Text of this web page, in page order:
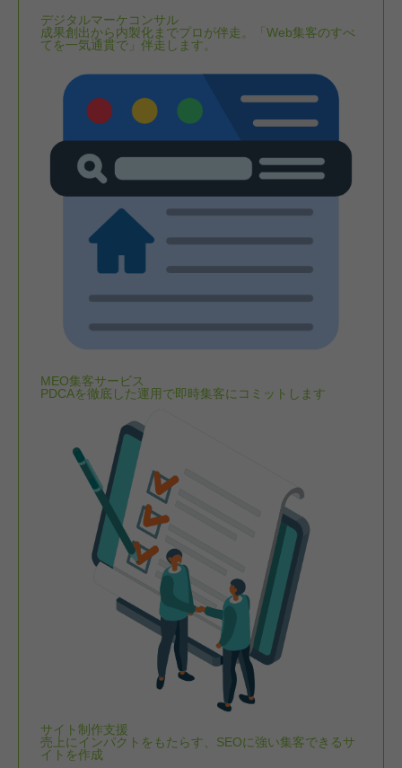
デジタルマーケコンサル
成果創出から内製化までプロが伴走。「Web集客のすべ
てを一気通貫で」伴走します。
MEO集客サービス
PDCAを徹底した運用で即時集客にコミットします
サイト制作支援
売上にインパクトをもたらす、SEOに強い集客できるサ
イトを作成